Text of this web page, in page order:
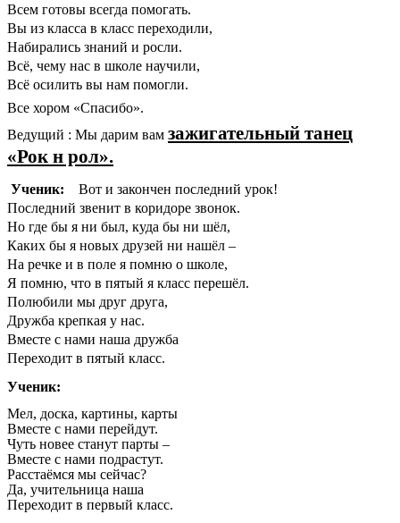
Всем готовы всегда помогать.
Вы из класса в класс переходили,
Набирались знаний и росли.
Всё, чему нас в школе научили,
Всё осилить вы нам помогли.
Все хором «Спасибо».
Ведущий : Мы дарим вам зажигательный танец
«Рок н рол».
Ученик: Вот и закончен последний урок!
Последний звенит в коридоре звонок.
Но где бы я ни был, куда бы ни шёл,
Каких бы я новых друзей ни нашёл –
На речке и в поле я помню о школе,
Я помню, что в пятый я класс перешёл.
Полюбили мы друг друга,
Дружба крепкая у нас.
Вместе с нами наша дружба
Переходит в пятый класс.
Ученик:
Мел, доска, картины, карты
Вместе с нами перейдут.
Чуть новее станут парты –
Вместе с нами подрастут.
Расстаёмся мы сейчас?
Да, учительница наша
Переходит в первый класс.